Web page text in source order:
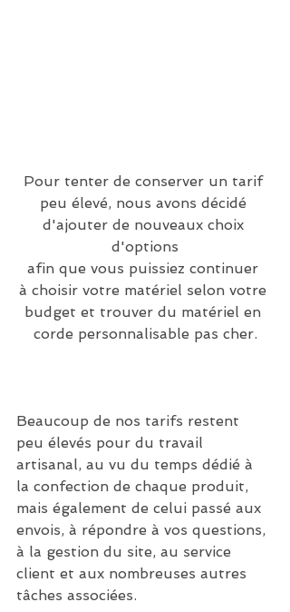
Pour tenter de conserver un tarif
peu élevé, nous avons décidé
d'ajouter de nouveaux choix
d'options
afin que vous puissiez continuer
à choisir votre matériel selon votre
budget et trouver du matériel en
corde personnalisable pas cher.
Beaucoup de nos tarifs restent
peu élevés pour du travail
artisanal, au vu du temps dédié à
la confection de chaque produit,
mais également de celui passé aux
envois, à répondre à vos questions,
à la gestion du site, au service
client et aux nombreuses autres
tâches associées.